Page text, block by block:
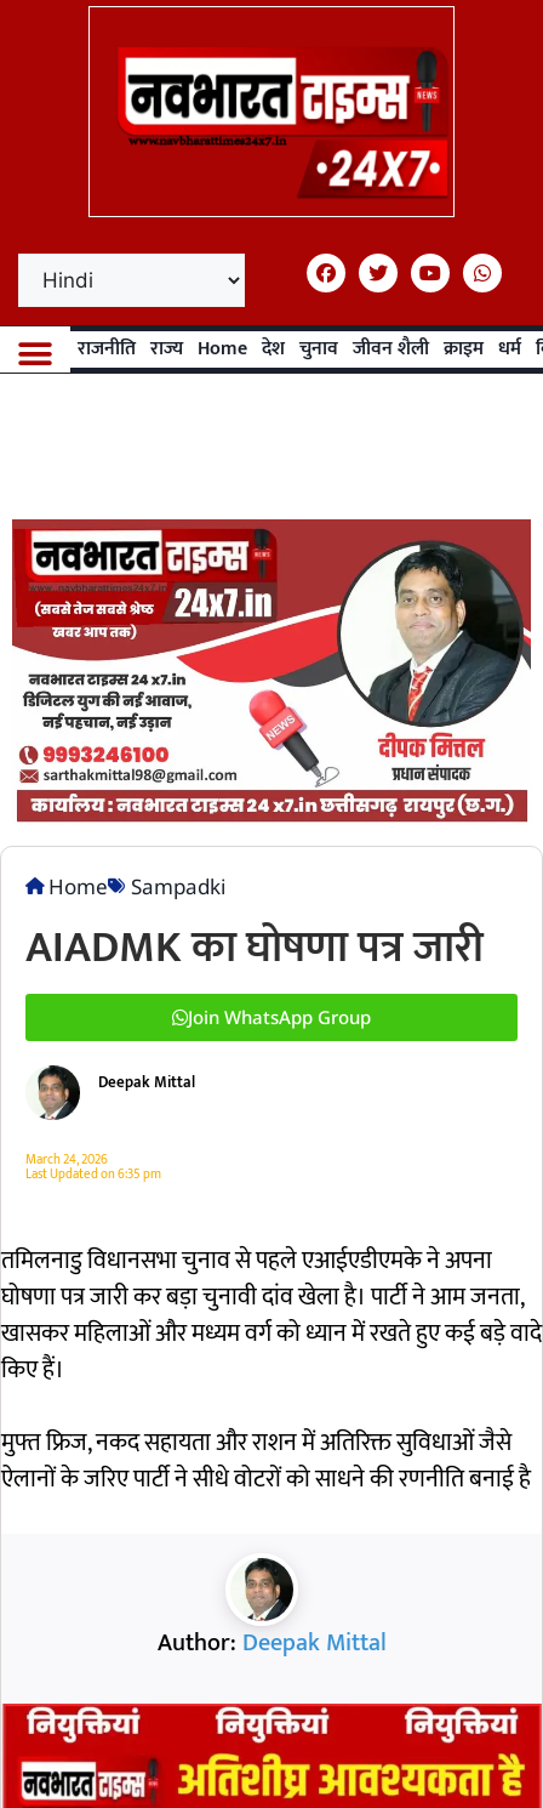
राजनीति राज्य Home देश चुनाव जीवन शैली क्राइम धर्म
Home Sampadki
AIADMK का घोषणा पत्र जारी
Join WhatsApp Group
Deepak Mittal
March 24, 2026
Last Updated on6:35 pm
तमिलनाडु विधानसभा चुनाव से पहले एआईएडीएमके ने अपना
घोषणा पत्र जारी कर बड़ा चुनावी दांव खेला है। पार्टी ने आम जनता,
खासकर महिलाओं और मध्यम वर्ग को ध्यान में रखते हुए कई बड़े वादे
किए हैं।
मुफ्त फ्रिज, नकद सहायता और राशन में अतिरिक्त सुविधाओं जैसे
ऐलानों के जरिए पार्टी ने सीधे वोटरों को साधने की रणनीति बनाई है
Author: Deepak Mittal